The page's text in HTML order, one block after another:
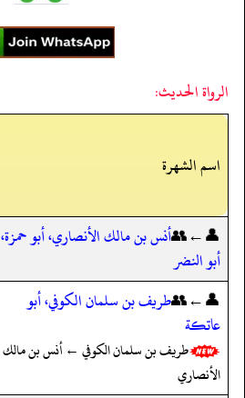
الرواة الحديث:
اسم الشهرة
👤←👥أنس بن مالك الأنصاري، أبو حمزة،
أبو النضر
👤←👥طريف بن سلمان الكوفي، أبو
عاتكة
طريف بن سلمان الكوفي ← أنس بن مالك
الأنصاري